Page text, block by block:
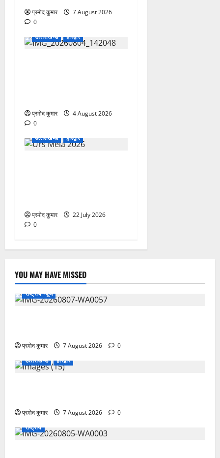
प्रमोद कुमार
7 August 2026
0
उत्‍तराखण्‍ड
हरिद्वार
प्रमोद कुमार
4 August 2026
0
उत्‍तराखण्‍ड
हरिद्वार
प्रमोद कुमार
22 July 2026
0
YOU MAY HAVE MISSED
राष्ट्रीय न्यूज
प्रमोद कुमार 7 August 2026
0
उत्‍तराखण्‍ड
हरिद्वार
प्रमोद कुमार 7 August 2026
0
राष्ट्रीय